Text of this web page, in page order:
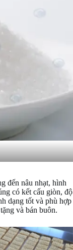
đến nâu nhạt, hình
có kết cấu giòn, độ
dạng tốt và phù hợp
và bán buôn.